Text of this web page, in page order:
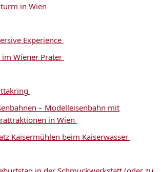
in Wien
Experience
Wiener Prater
– Modelleisenbahn mit
in Wien
Kaisermühlen beim Kaiserwasser